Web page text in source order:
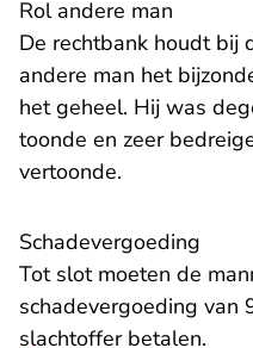
Rol andere man
De rechtbank houdt bij
andere man het
het geheel. Hij was
toonde en zeer
vertoonde.
Schadevergoeding
Tot slot moeten de
schadevergoeding van
slachtoffer betalen.